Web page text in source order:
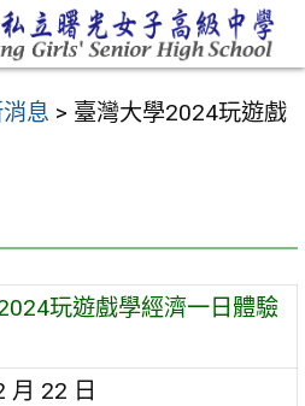
息 > 臺灣大學2024玩遊戲
玩遊戲學經濟一日體驗
月 22 日